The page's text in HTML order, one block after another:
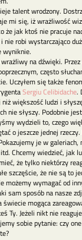
talent wrodzony.
mi się, iż wrażliwość
że jak ktoś nie pracuje
nie robi wystarczająco
wyniknie.
na dźwięki.
często
Uczyłem się także
Sergiu Celibidache.
większość ludzi i
nie słyszy. Podobnie
wydzieli to, czego
o jeszcze jednej
je w
Chcemy wiedzieć, jak
że tylko niektórzy
szczęście, że nie są to
możemy wymagać od
sam sposób na nasze
świecie mogąca
Ty. Jeżeli nikt nie
sobie pytanie: czy